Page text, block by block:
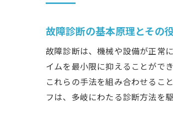
故障診断の基本原理とその
故障診断は、機械や設備が正常
イムを最小限に抑えることがで
これらの手法を組み合わせるこ
フは、多岐にわたる診断方法を